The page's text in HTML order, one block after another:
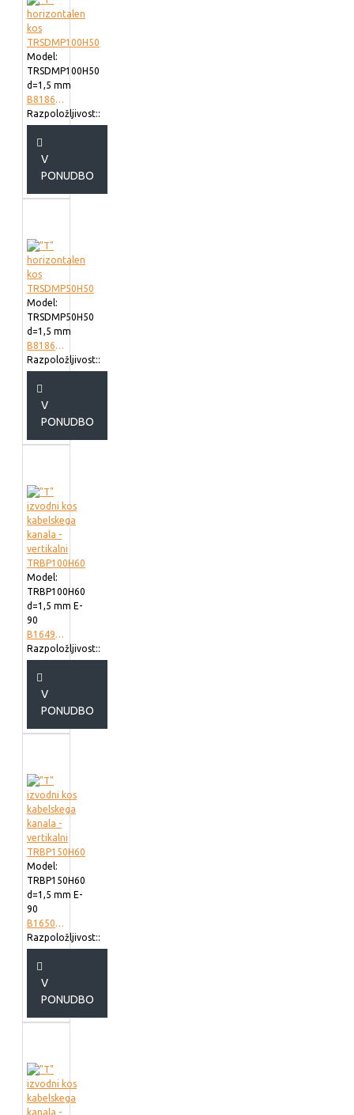
Model:
TRSDMP100H50
d=1,5 mm
B818610
Razpoložljivost::
V
PONUDBO
Model:
TRSDMP50H50
d=1,5 mm
B818605
Razpoložljivost::
V
PONUDBO
Model:
TRBP100H60
d=1,5 mm E-
90
B164902
Razpoložljivost::
V
PONUDBO
Model:
TRBP150H60
d=1,5 mm E-
90
B165002
Razpoložljivost::
V
PONUDBO